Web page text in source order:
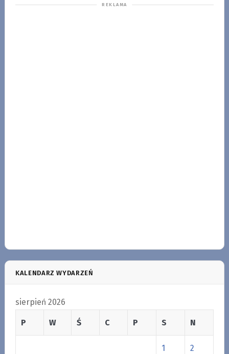
KALENDARZ WYDARZEŃ
sierpień 2026
P W Ś C P S N
1 2